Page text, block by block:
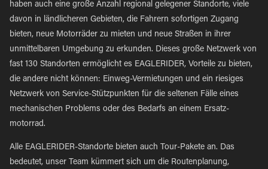
haben auch eine große Anzahl regional gelegener Standorte, viele
davon in ländlicheren Gebieten, die Fahrern sofortigen Zugang
bieten, neue Motorräder zu mieten und neue Straßen in ihrer
unmittelbaren Umgebung zu erkunden. Dieses große Netzwerk von
fast 130 Standorten ermöglicht es EAGLERIDER, Vorteile zu bieten,
die andere nicht können: Einweg-Vermietungen und ein riesiges
Netzwerk von Service-Stützpunkten für die seltenen Fälle eines
mechanischen Problems oder des Bedarfs an einem Ersatz-
motorrad.
Alle EAGLERIDER-Standorte bieten auch Tour-Pakete an. Das
bedeutet, unser Team kümmert sich um die Routenplanung,